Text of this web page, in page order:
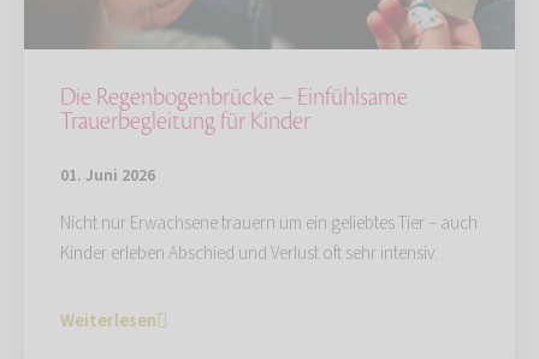
Die Regenbogenbrücke – Einfühlsame
Trauerbegleitung für Kinder
01. Juni 2026
Nicht nur Erwachsene trauern um ein geliebtes Tier – auch
Kinder erleben Abschied und Verlust oft sehr intensiv.
Weiterlesen